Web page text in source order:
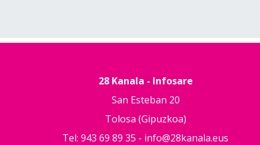
28 Kanala - Infosare
San Esteban 20
Tolosa (Gipuzkoa)
Tel: 943 69 89 35 - info@28kanala.eus